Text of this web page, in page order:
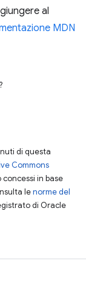
al
MDN
di questa
Commons
in base
lenorme del
di Oracle